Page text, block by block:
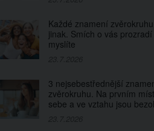
Každé znamení
jinak. Smích o vás
myslíte
3 nejsebestřednější
zvěrokruhu. Na prvním
sebe a ve vztahu jsou